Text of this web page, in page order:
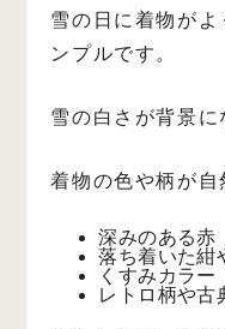
雪の日に着物が
ンプルです。
雪の白さが背景に
着物の色や柄が自
深みのある赤
落ち着いた紺
くすみカラー
レトロ柄や古